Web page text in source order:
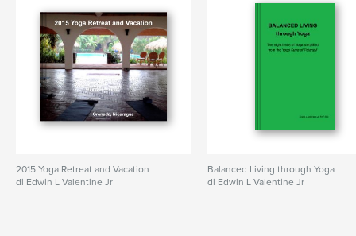
2015 Yoga Retreat and Vacation
di Edwin L Valentine Jr
Balanced Living through Yoga
di Edwin L Valentine Jr